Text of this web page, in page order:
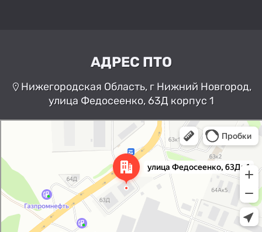
АДРЕС ПТО
Нижегородская Область, г Нижний Новгород,
улица Федосеенко, 63Д корпус 1
Нижний Новгород
Улица Федосеенко, 63Дк1 —
Яндекс Карты